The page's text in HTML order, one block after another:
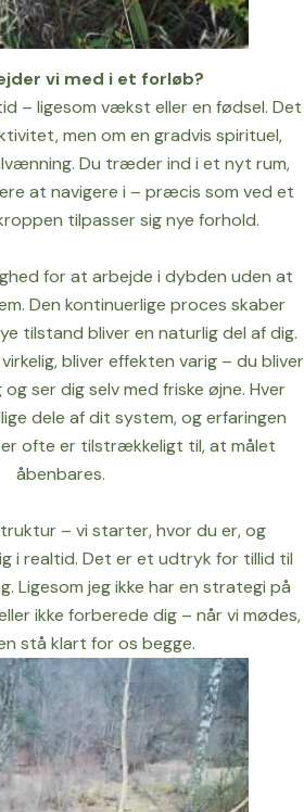
vi med i et forløb?
– ligesom vækst eller en fødsel. Det
men om en gradvis spirituel,
Du træder ind i et nyt rum,
at navigere i – præcis som ved et
tilpasser sig nye forhold.
for at arbejde i dybden uden at
Den kontinuerlige proces skaber
tilstand bliver en naturlig del af dig.
bliver effekten varig – du bliver
ser dig selv med friske øjne. Hver
dele af dit system, og erfaringen
ofte er tilstrækkeligt til, at målet
åbenbares.
– vi starter, hvor du er, og
i realtid. Det er et udtryk for tillid til
Ligesom jeg ikke har en strategi på
ikke forberede dig – når vi mødes,
stå klart for os begge.